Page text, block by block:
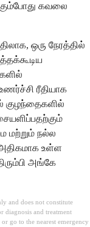
கவலை
ஒரு நேரத்தில்
ரீதியாக
குழந்தைகளில்
மற்றும் நல்ல
உள்ள
அங்கே
and does not constitute
diagnosis and treatment
go to the nearest emergency